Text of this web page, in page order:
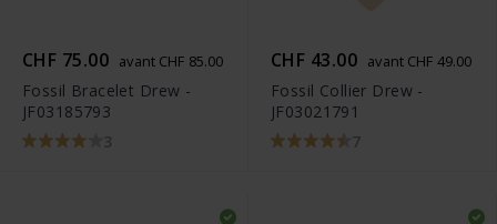
CHF 75.00 avant CHF 85.00
Fossil Bracelet Drew -
JF03185793
3
CHF 43.00 avant CHF 49.00
Fossil Collier Drew -
JF03021791
7